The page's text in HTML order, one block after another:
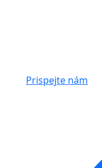
Prispejte nám